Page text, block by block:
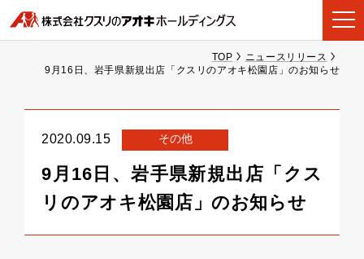
TOP
ニュースリリース
9月16日、岩手県新規出店「クスリのアオキ松園店」のお知らせ
2020.09.15 その他
9月16日、岩手県新規出店「クス
リのアオキ松園店」のお知らせ